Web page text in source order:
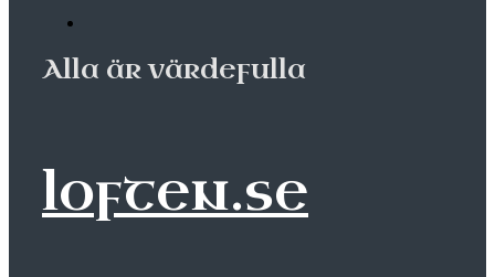
Alla är värdefulla
loften.se